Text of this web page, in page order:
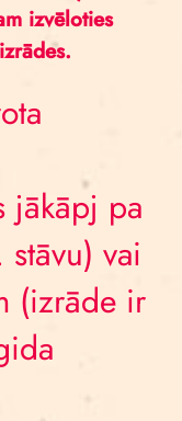
izvēloties
jākāpj pa
vai
(izrāde ir